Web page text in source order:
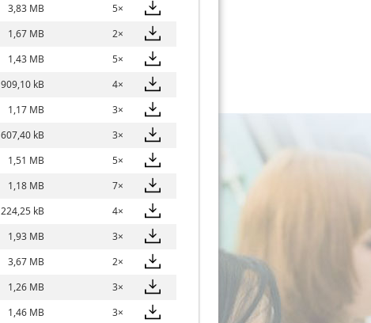
3,83 MB
5×
1,67 MB
2×
1,43 MB
5×
909,10 kB
4×
1,17 MB
3×
607,40 kB
3×
1,51 MB
5×
1,18 MB
7×
224,25 kB
4×
1,93 MB
3×
3,67 MB
2×
1,26 MB
3×
1,46 MB 3×